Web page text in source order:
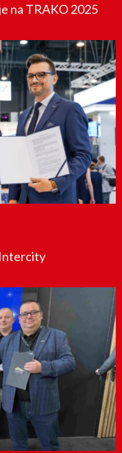
na TRAKO 2025